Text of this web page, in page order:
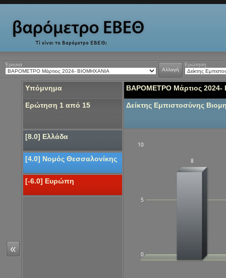
Έρευνα
Αλλαγή
Ερώτηση
«
Υπόμνημα
Ερώτηση 1 από 15
[8.0] Ελλάδα
[4.0] Νομός Θεσσαλονίκης
[-6.0] Ευρώπη
ΒΑΡΟΜΕΤΡΟ Μάρτιος 2024-
Δείκτης Εμπιστοσύνης
0
5
10
8